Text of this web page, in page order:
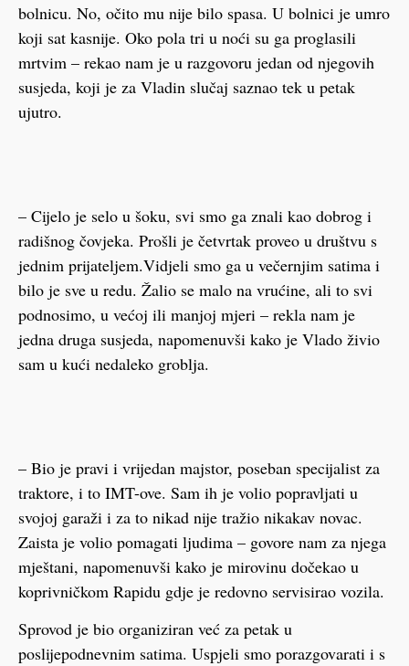
bolnicu. No, očito mu nije bilo spasa. U bolnici je umro
koji sat kasnije. Oko pola tri u noći su ga proglasili
mrtvim – rekao nam je u razgovoru jedan od njegovih
susjeda, koji je za Vladin slučaj saznao tek u petak
ujutro.
– Cijelo je selo u šoku, svi smo ga znali kao dobrog i
radišnog čovjeka. Prošli je četvrtak proveo u društvu s
jednim prijateljem.Vidjeli smo ga u večernjim satima i
bilo je sve u redu. Žalio se malo na vrućine, ali to svi
podnosimo, u većoj ili manjoj mjeri – rekla nam je
jedna druga susjeda, napomenuvši kako je Vlado živio
sam u kući nedaleko groblja.
– Bio je pravi i vrijedan majstor, poseban specijalist za
traktore, i to IMT-ove. Sam ih je volio popravljati u
svojoj garaži i za to nikad nije tražio nikakav novac.
Zaista je volio pomagati ljudima – govore nam za njega
mještani, napomenuvši kako je mirovinu dočekao u
koprivničkom Rapidu gdje je redovno servisirao vozila.
Sprovod je bio organiziran već za petak u
poslijepodnevnim satima. Uspjeli smo porazgovarati i s